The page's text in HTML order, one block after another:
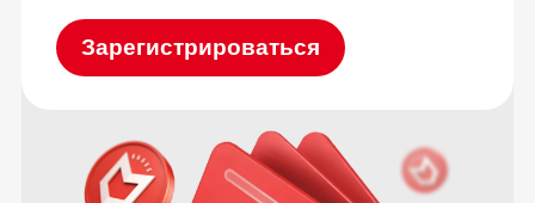
Зарегистрироваться